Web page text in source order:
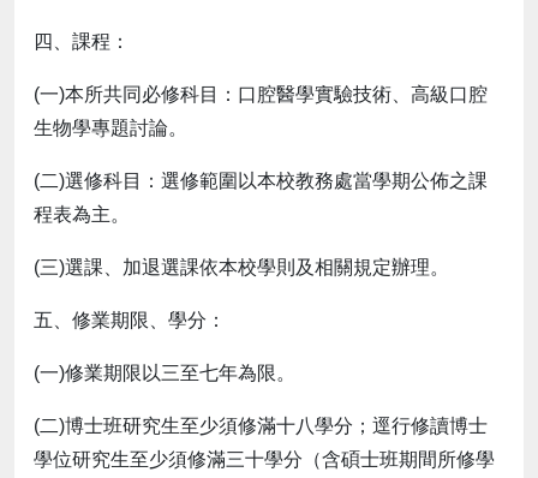
四、課程：
(一)本所共同必修科目：口腔醫學實驗技術、高級口腔
生物學專題討論。
(二)選修科目：選修範圍以本校教務處當學期公佈之課
程表為主。
(三)選課、加退選課依本校學則及相關規定辦理。
五、修業期限、學分：
(一)修業期限以三至七年為限。
(二)博士班研究生至少須修滿十八學分；逕行修讀博士
學位研究生至少須修滿三十學分（含碩士班期間所修學